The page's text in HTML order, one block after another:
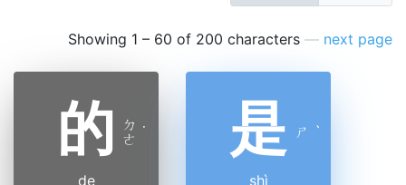
Showing 1 – 60 of 200 characters — next page
的
ㄉ
ㄜ ˙
de
是 ㄕ ˋ
shì